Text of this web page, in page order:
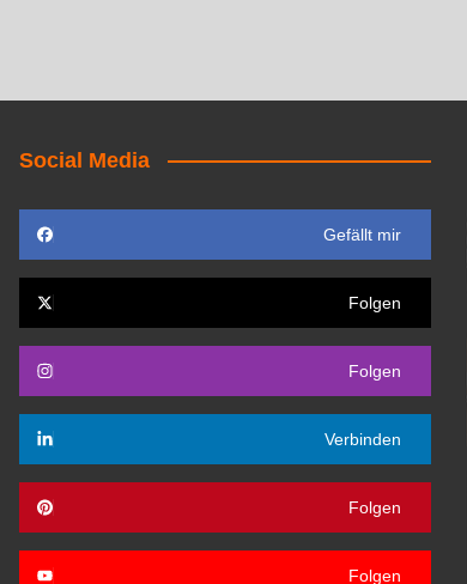
Social Media
Gefällt mir
Folgen
Folgen
Verbinden
Folgen
Folgen